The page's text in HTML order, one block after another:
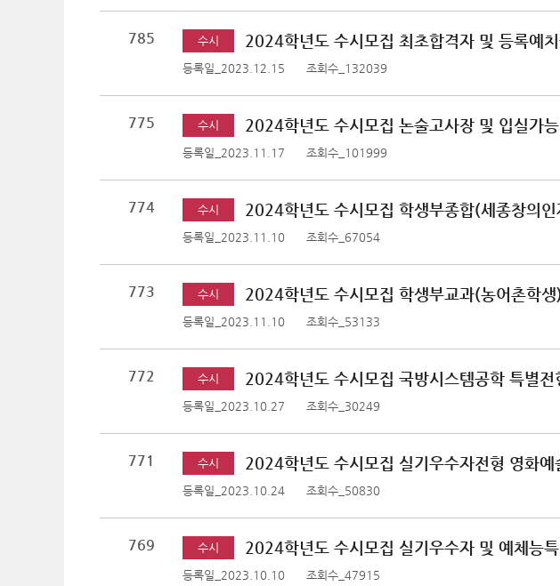
785 수시 2024학년도 수시모집 최초합격자 및 등록예
등록일_2023.12.15 조회수_132039
775 수시 2024학년도 수시모집 논술고사장 및 입실가
등록일_2023.11.17 조회수_101999
774 수시 2024학년도 수시모집 학생부종합(세종창의
등록일_2023.11.10 조회수_67054
773 수시 2024학년도 수시모집 학생부교과(농어촌학
등록일_2023.11.10 조회수_53133
772 수시 2024학년도 수시모집 국방시스템공학 특별
등록일_2023.10.27 조회수_30249
771 수시 2024학년도 수시모집 실기우수자전형 영화
등록일_2023.10.24 조회수_50830
769 수시 2024학년도 수시모집 실기우수자 및 예체능
등록일_2023.10.10 조회수_47915